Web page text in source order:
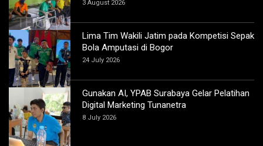
3 August 2026
Lima Tim Wakili Jatim pada Kompetisi Sepak
Bola Amputasi di Bogor
24 July 2026
Gunakan AI, YPAB Surabaya Gelar Pelatihan
Digital Marketing Tunanetra
8 July 2026